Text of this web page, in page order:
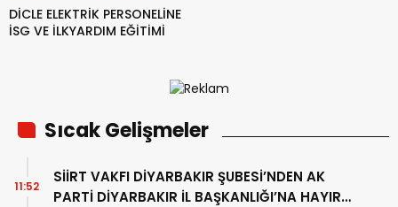
DİCLE ELEKTRİK PERSONELİNE
İSG VE İLKYARDIM EĞİTİMİ
Sıcak Gelişmeler
SİİRT VAKFI DİYARBAKIR ŞUBESİ’NDEN AK
PARTİ DİYARBAKIR İL BAŞKANLIĞI’NA HAYIRLI
11:52